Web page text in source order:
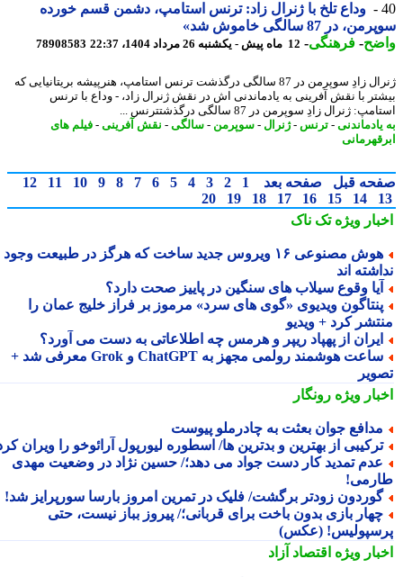
وداع تلخ با ژنرال زاد: ترنس استامپ، دشمن قسم خورده
در 87 سالگی خاموش شد»
-فرهنگی-12 ماه پیش - یکشنبه 26 مرداد 1404، 22:37 78908583
ژنرال زادِ سوپرمن در 87 سالگی درگذشت ترنس استامپ، هنرپیشه بریتانیایی که
با نقش آفرینی به یادماندنی اش در نقش ژنرال زاد، - وداع با ترنس
ژنرال زادِ سوپرمن در 87 سالگی درگذشتترنس ...
-ترنس -ژنرال - سوپرمن-سالگی-نقش آفرینی-فیلم های
قبل صفحه بعد 1
2
3
4
5
6
7
8
9
10
11
12
14
15
16
17
18
19
20
ویژهتک ناک
هوش مصنوعی ۱۶ ویروس جدید ساخت که هرگز در طبیعت وجود
اند
وقوع سیلاب های سنگین در پاییز صحت دارد؟
ویدیوی «گوی های سرد» مرموز بر فراز خلیج عمان را
کرد + ویدیو
از پهپاد ریپر و هرمس چه اطلاعاتی به دست می آورد؟
ساعت هوشمند رولمی مجهز به ChatGPT و Grok معرفی شد +
ویژهرونگار
جوان بعثت به چادرملو پیوست
از بهترین و بدترین ها/ اسطوره لیورپول آرائوخو را ویران کرد!
تمدید کار دست جواد می دهد؛/ حسین نژاد در وضعیت مهدی
زودتر برگشت/ فلیک در تمرین امروز بارسا سورپرایز شد!
بازی بدون باخت برای قربانی؛/ پیروز بباز نیست، حتی
(عکس)
ویژهاقتصاد آزاد